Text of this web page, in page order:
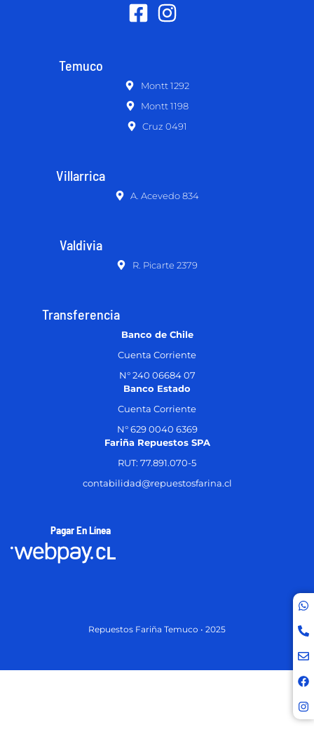
Temuco
Montt 1292
Montt 1198
Cruz 0491
Villarrica
A. Acevedo 834
Valdivia
R. Picarte 2379
Transferencia
Banco de Chile
Cuenta Corriente
N° 240 06684 07
Banco Estado
Cuenta Corriente
N° 629 0040 6369
Fariña Repuestos SPA
RUT: 77.891.070-5
contabilidad@repuestosfarina.cl
Pagar En Línea
Repuestos Fariña Temuco • 2025